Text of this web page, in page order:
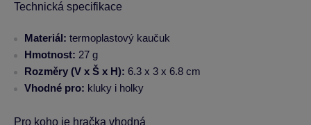
Technická specifikace
Materiál: termoplastový kaučuk
Hmotnost: 27 g
Rozměry (V x Š x H): 6.3 x 3 x 6.8 cm
Vhodné pro: kluky i holky
Pro koho je hračka vhodná